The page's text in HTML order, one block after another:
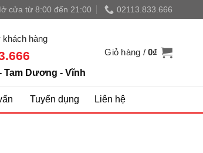
cửa từ 8:00 đến 21:00 02113.833.666
khách hàng
Tam Dương - Vĩnh
Giỏ hàng /0₫
Tuyển dụng Liên hệ